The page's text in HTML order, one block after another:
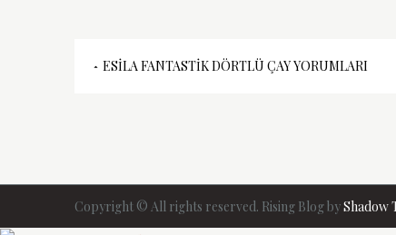
Yazı
ESILA FANTASTIK DÖRTLÜ ÇAY YORUMLARI
Copyright © All rights reserved. Rising Blog byShadow